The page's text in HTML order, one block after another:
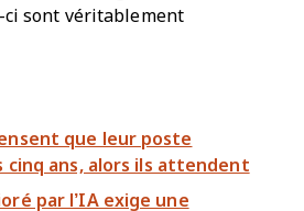
ci sont véritablement
que leur poste
cinq ans, alors ils attendent
par l’IA exige une